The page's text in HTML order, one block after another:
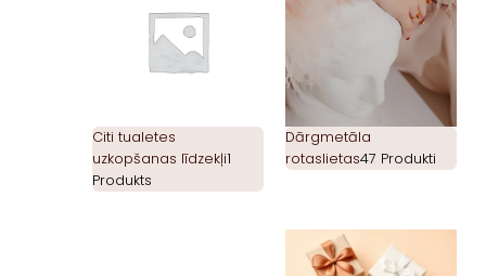
Citi tualetes
uzkopšanas līdzekļi1
Produkts
Dārgmetāla
rotaslietas47 Produkti